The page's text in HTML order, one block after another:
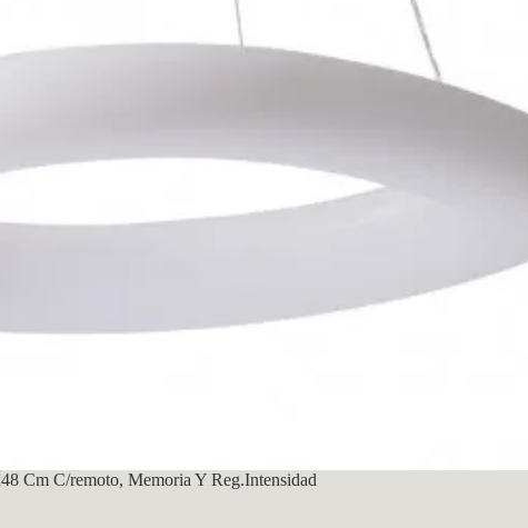
Cm C/remoto, Memoria Y Reg.Intensidad